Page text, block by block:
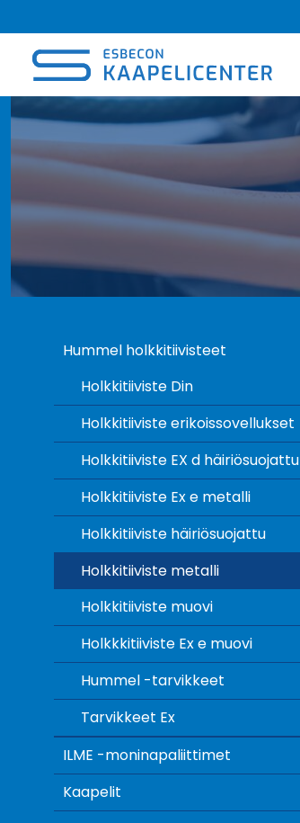
sisältöön
Hummel holkkitiivisteet
Holkkitiiviste Din
Holkkitiiviste erikoissovellukset
Holkkitiiviste EX d häiriösuojattu
Holkkitiiviste Ex e metalli
Holkkitiiviste häiriösuojattu
Holkkitiiviste metalli
Holkkitiiviste muovi
Holkkkitiiviste Ex e muovi
Hummel -tarvikkeet
Tarvikkeet Ex
ILME -moninapaliittimet
Kaapelit